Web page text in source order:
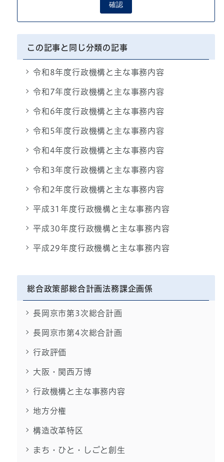
確認
この記事と同じ分類の記事
令和8年度行政機構と主な事務内容
令和7年度行政機構と主な事務内容
令和6年度行政機構と主な事務内容
令和5年度行政機構と主な事務内容
令和4年度行政機構と主な事務内容
令和3年度行政機構と主な事務内容
令和2年度行政機構と主な事務内容
平成31年度行政機構と主な事務内容
平成30年度行政機構と主な事務内容
平成29年度行政機構と主な事務内容
総合政策部総合計画法務課企画係
長岡京市第3次総合計画
長岡京市第4次総合計画
行政評価
大阪・関西万博
行政機構と主な事務内容
地方分権
構造改革特区
まち・ひと・しごと創生